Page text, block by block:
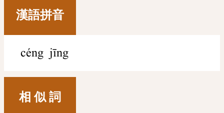
漢語拼音
céng jīng
相 似 詞